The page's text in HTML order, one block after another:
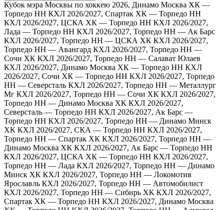
Кубок мэра Москвы по хоккею 2026, Динамо Москва ХК —
Торпедо НН КХЛ 2026/2027, Спартак ХК — Торпедо НН
КХЛ 2026/2027, ЦСКА ХК — Торпедо НН КХЛ 2026/2027,
Лада — Торпедо НН КХЛ 2026/2027, Торпедо НН — Ак Барс
КХЛ 2026/2027, Торпедо НН — ЦСКА ХК КХЛ 2026/2027,
Торпедо НН — Авангард КХЛ 2026/2027, Торпедо НН —
Сочи ХК КХЛ 2026/2027, Торпедо НН — Салават Юлаев
КХЛ 2026/2027, Динамо Москва ХК — Торпедо НН КХЛ
2026/2027, Сочи ХК — Торпедо НН КХЛ 2026/2027, Торпедо
НН — Северсталь КХЛ 2026/2027, Торпедо НН — Металлург
Мг КХЛ 2026/2027, Торпедо НН — Сочи ХК КХЛ 2026/2027,
Торпедо НН — Динамо Москва ХК КХЛ 2026/2027,
Северсталь — Торпедо НН КХЛ 2026/2027, Ак Барс —
Торпедо НН КХЛ 2026/2027, Торпедо НН — Динамо Минск
ХК КХЛ 2026/2027, СКА — Торпедо НН КХЛ 2026/2027,
Торпедо НН — Спартак ХК КХЛ 2026/2027, Торпедо НН —
Динамо Москва ХК КХЛ 2026/2027, Ак Барс — Торпедо НН
КХЛ 2026/2027, ЦСКА ХК — Торпедо НН КХЛ 2026/2027,
Торпедо НН — Лада КХЛ 2026/2027, Торпедо НН — Динамо
Минск ХК КХЛ 2026/2027, Торпедо НН — Локомотив
Ярославль КХЛ 2026/2027, Торпедо НН — Автомобилист
КХЛ 2026/2027, Торпедо НН — Сибирь ХК КХЛ 2026/2027,
Спартак ХК — Торпедо НН КХЛ 2026/2027, Динамо Москва